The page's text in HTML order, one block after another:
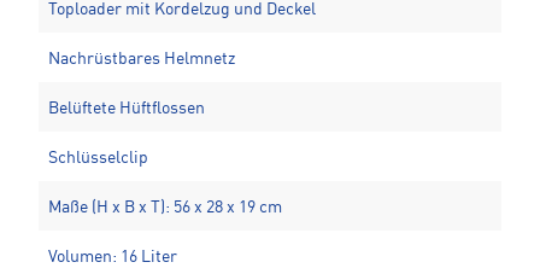
Toploader mit Kordelzug und Deckel
Nachrüstbares Helmnetz
Belüftete Hüftflossen
Schlüsselclip
Maße (H x B x T): 56 x 28 x 19 cm
Volumen: 16 Liter